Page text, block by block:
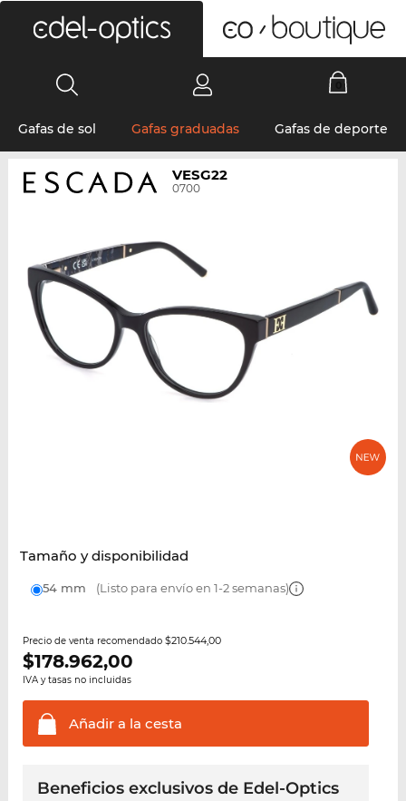
Gafas de sol Gafas graduadas Gafas de deporte
VESG22
0700
Tamaño y disponibilidad
54 mm (Listo para envío en 1-2 semanas)
Precio de venta recomendado $210.544,00
$178.962,00
IVA y tasas no incluidas
Añadir a la cesta
Beneficios exclusivos de Edel-Optics